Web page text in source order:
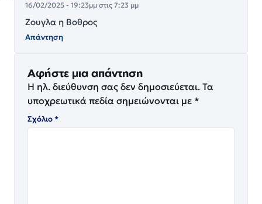
16/02/2025 - 19:23μμ στις 7:23 μμ
Ζουγλα η Βοθρος
Απάντηση
Αφήστε μια απάντηση
Η ηλ. διεύθυνση σας δεν δημοσιεύεται. Τα
υποχρεωτικά πεδία σημειώνονται με *
Σχόλιο*